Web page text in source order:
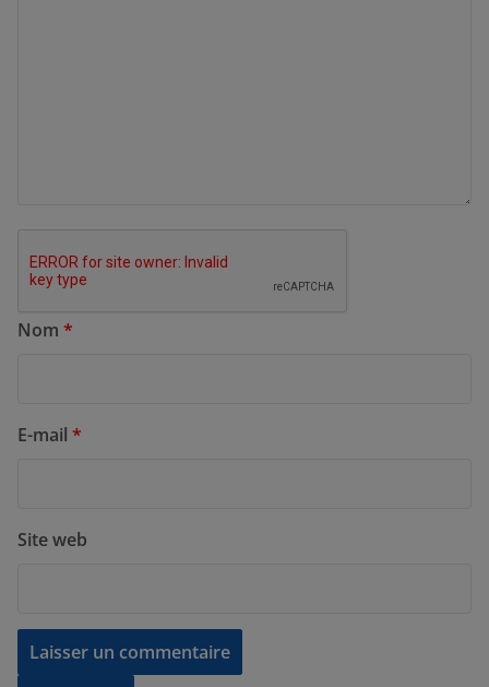
Nom *
E-mail *
Site web